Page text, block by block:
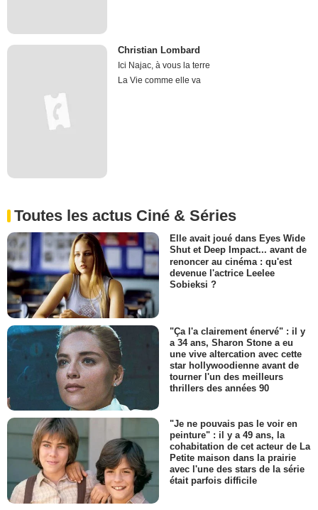
Christian Lombard
Ici Najac, à vous la terre
La Vie comme elle va
Toutes les actus Ciné & Séries
Elle avait joué dans Eyes Wide
Shut et Deep Impact... avant de
renoncer au cinéma : qu'est
devenue l'actrice Leelee
Sobieksi ?
"Ça l'a clairement énervé" : il y
a 34 ans, Sharon Stone a eu
une vive altercation avec cette
star hollywoodienne avant de
tourner l'un des meilleurs
thrillers des années 90
"Je ne pouvais pas le voir en
peinture" : il y a 49 ans, la
cohabitation de cet acteur de La
Petite maison dans la prairie
avec l'une des stars de la série
était parfois difficile